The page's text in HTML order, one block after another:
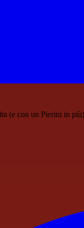
(e con un Pierini in più)